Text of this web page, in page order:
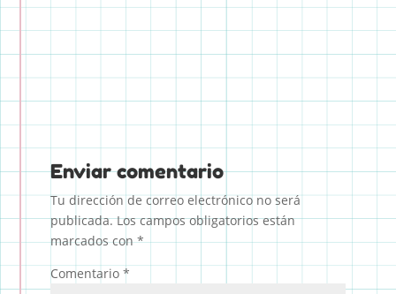
entradas
Enviar comentario
Tu dirección de correo electrónico no será
publicada. Los campos obligatorios están
marcados con*
Comentario *